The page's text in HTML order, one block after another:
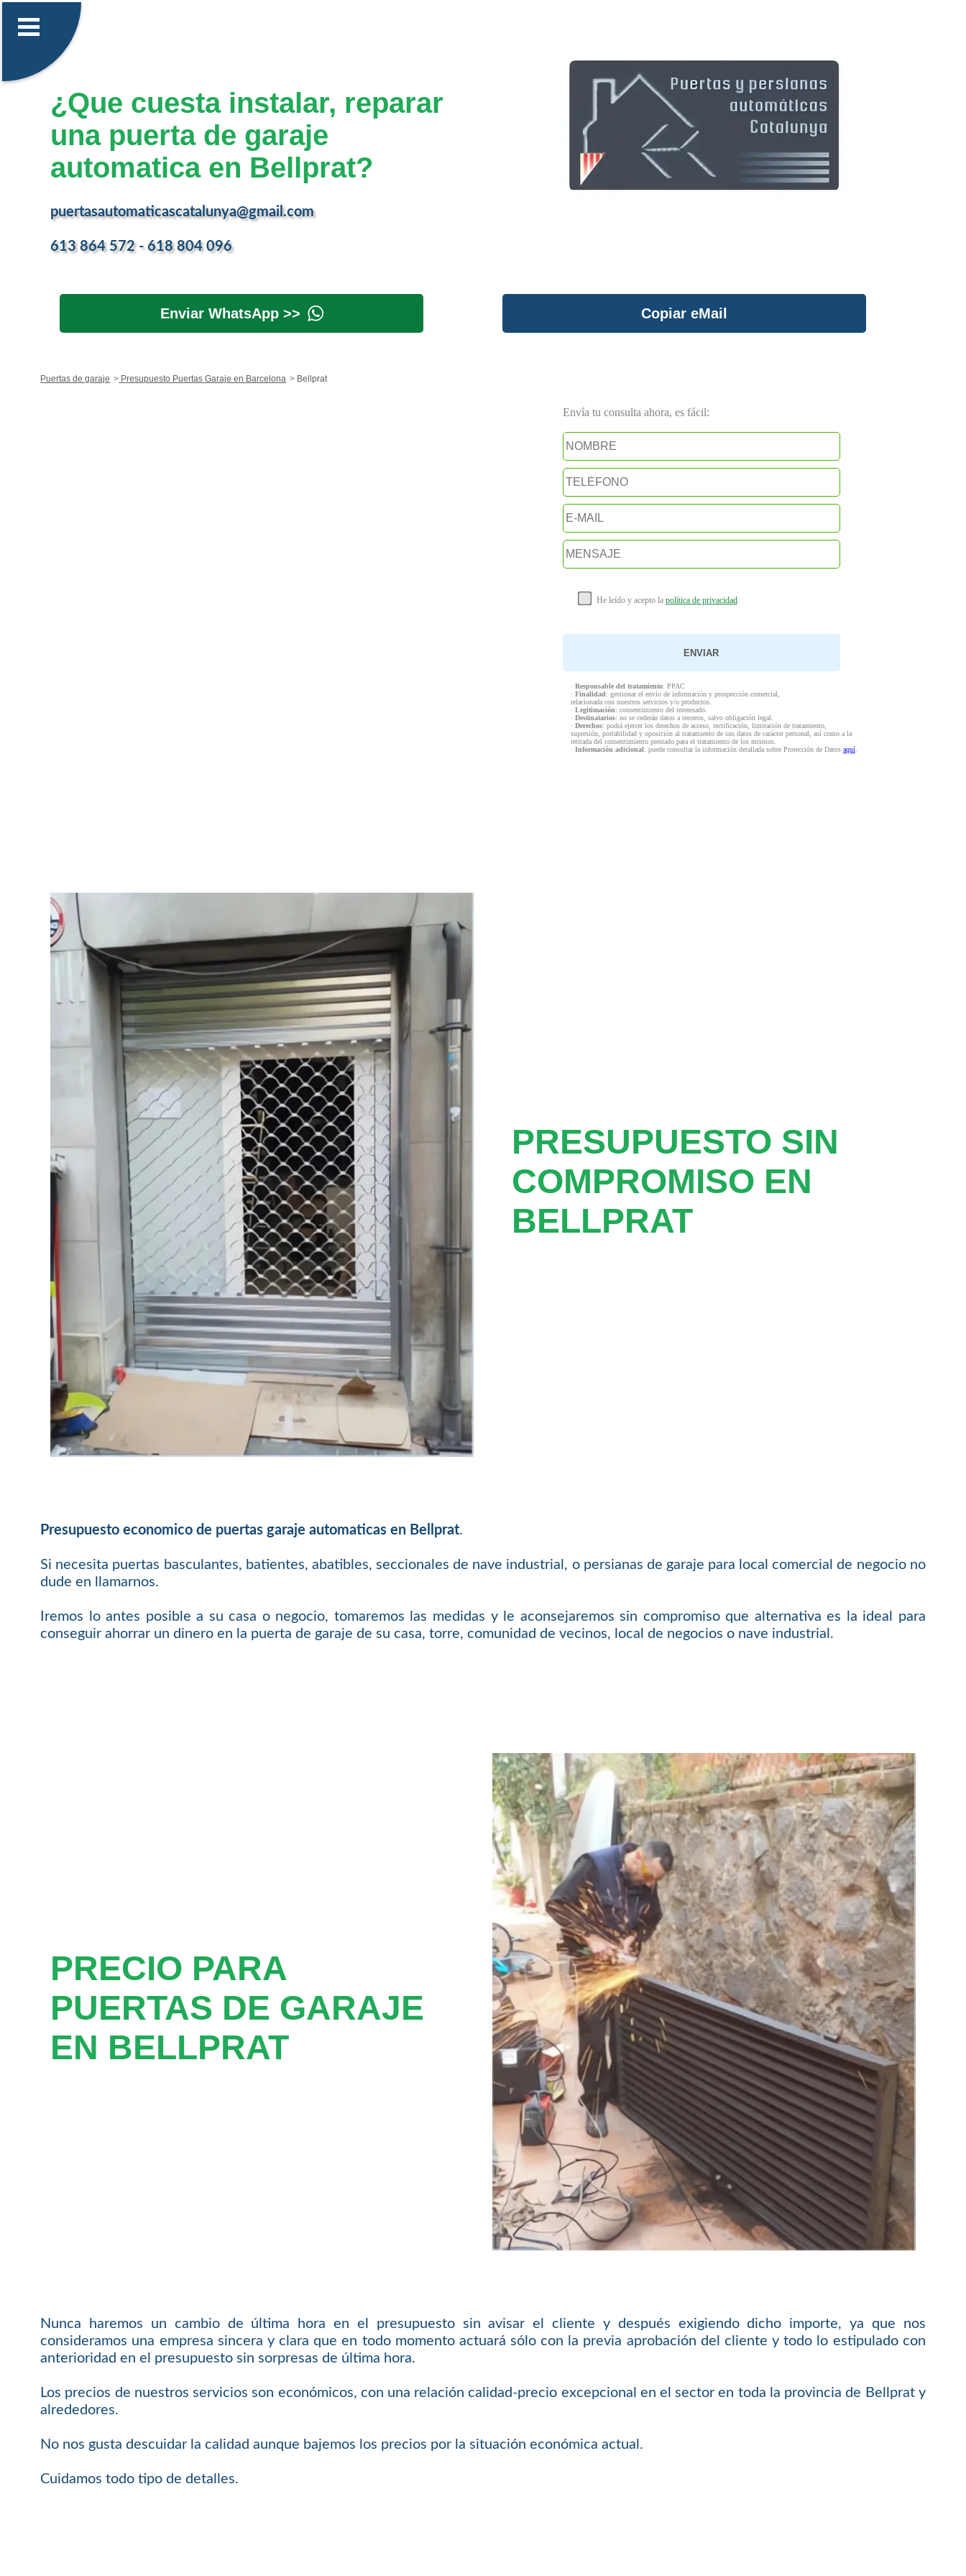
¿Que cuesta instalar, reparar
una puerta de garaje
automatica en Bellprat?
puertasautomaticascatalunya@gmail.com
613 864 572 - 618 804 096
Enviar WhatsApp >> Copiar eMail
Puertas de garaje Presupuesto Puertas Garaje en Barcelona Bellprat
Envía tu consulta ahora, es fácil:
He leído y acepto la política de privacidad.
· Responsable del tratamiento: PPAC
· Finalidad: gestionar el envío de información y prospección comercial,
relacionada con nuestros servicios y/o productos.
· Legitimación: consentimiento del interesado.
· Destinatarios: no se cederán datos a terceros, salvo obligación legal.
· Derechos: podrá ejercer los derechos de acceso, rectificación, limitación de tratamiento,
supresión, portabilidad y oposición al tratamiento de sus datos de carácter personal, así como a la
retirada del consentimiento prestado para el tratamiento de los mismos.
· Información adicional: puede consultar la información detallada sobre Protección de Datos aquí.
PRESUPUESTO SIN
COMPROMISO EN
BELLPRAT
Presupuesto economico de puertas garaje automaticas en Bellprat.
Si necesita puertas basculantes, batientes, abatibles, seccionales de nave industrial, o persianas de garaje para local comercial de negocio no
dude en llamarnos.
Iremos lo antes posible a su casa o negocio, tomaremos las medidas y le aconsejaremos sin compromiso que alternativa es la ideal para
conseguir ahorrar un dinero en la puerta de garaje de su casa, torre, comunidad de vecinos, local de negocios o nave industrial.
PRECIO PARA
PUERTAS DE GARAJE
EN BELLPRAT
Nunca haremos un cambio de última hora en el presupuesto sin avisar el cliente y después exigiendo dicho importe, ya que nos
consideramos una empresa sincera y clara que en todo momento actuará sólo con la previa aprobación del cliente y todo lo estipulado con
anterioridad en el presupuesto sin sorpresas de última hora.
Los precios de nuestros servicios son económicos, con una relación calidad-precio excepcional en el sector en toda la provincia de Bellprat y
alrededores.
No nos gusta descuidar la calidad aunque bajemos los precios por la situación económica actual.
Cuidamos todo tipo de detalles.